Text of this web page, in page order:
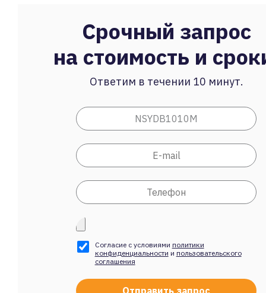
Срочный запрос
на стоимость и
Ответим в течении 10 минут.
Согласие с условиями политики
конфиденциальности и пользовательского
соглашения